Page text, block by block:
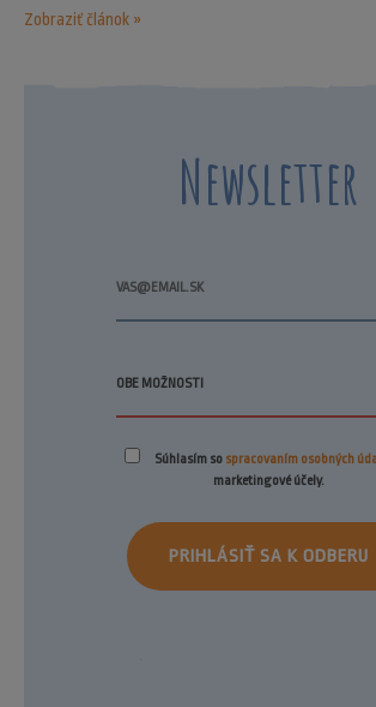
Zobraziť článok »
Newsletter
Súhlasím so spracovaním osobných
marketingové účely.
PRIHLÁSIŤ SA K ODBERU